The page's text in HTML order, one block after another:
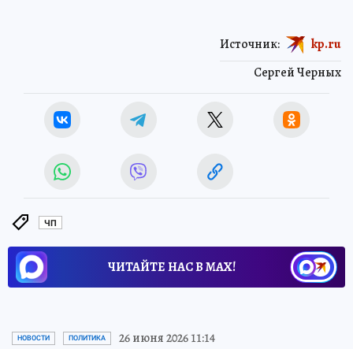
Сергей Черных
Источник: kp.ru
ЧП
ЧИТАЙТЕ НАС В МАХ!
НОВОСТИ ПОЛИТИКА 26 июня 2026 11:14